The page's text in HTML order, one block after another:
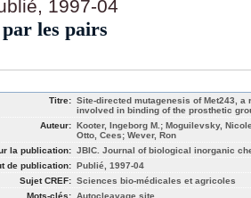
1997-04
les pairs
Titre: Site-directed mutagenesis of Met243,
involved in binding of the prosthetic
Auteur: Kooter, Ingeborg M.; Moguilevsky,
Otto, Cees; Wever, Ron
la publication: JBIC. Journal of biological inorganic
de publication: Publié, 1997-04
Sujet CREF: Sciences bio-médicales et agricoles
Mots-clés: Autocleavage site